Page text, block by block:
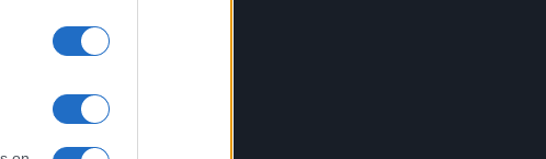
trovati
aggirava